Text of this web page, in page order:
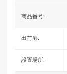
商品番号:
出荷港:
設置場所: